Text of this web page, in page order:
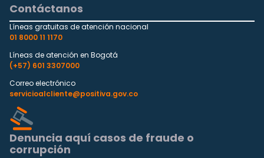
Contáctanos
Líneas gratuitas de atención nacional
01 8000 11 1170
Líneas de atención en Bogotá
(+57) 601 3307000
Correo electrónico
servicioalcliente@positiva.gov.co
Denuncia aquí casos de fraude o
corrupción